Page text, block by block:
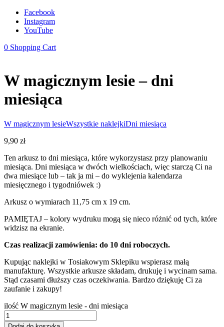
Facebook
Instagram
YouTube
0 Shopping Cart
W magicznym lesie – dni
miesiąca
W magicznym lesieWszystkie naklejkiDni miesiąca
9,90 zł
Ten arkusz to dni miesiąca, które wykorzystasz przy planowaniu
miesiąca. Dni miesiąca w dwóch wielkościach, więc starczą Ci na
dwa miesiące lub – tak ja mi – do wyklejenia kalendarza
miesięcznego i tygodniówek :)
Arkusz o wymiarach 11,75 cm x 19 cm.
PAMIĘTAJ – kolory wydruku mogą się nieco różnić od tych, które
widzisz na ekranie.
Czas realizacji zamówienia: do 10 dni roboczych.
Kupując naklejki w Tosiakowym Sklepiku wspierasz małą
manufakturę. Wszystkie arkusze składam, drukuję i wycinam sama.
Stąd czasami dłuższy czas oczekiwania. Bardzo dziękuję Ci za
zaufanie i zakupy!
ilość W magicznym lesie - dni miesiąca